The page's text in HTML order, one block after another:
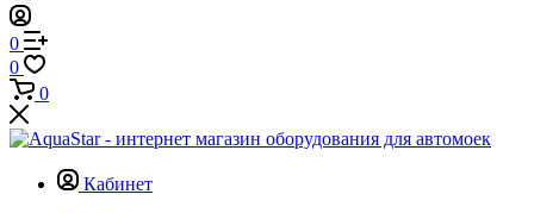
0
0
0
Кабинет